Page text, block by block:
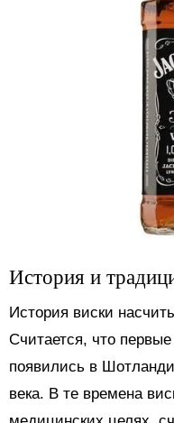
История и
История виски
Считается, что
появились в
века. В те времена